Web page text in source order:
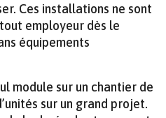
Ces installations ne sont
employeur dès le
équipements
module sur un chantier de
sur un grand projet.